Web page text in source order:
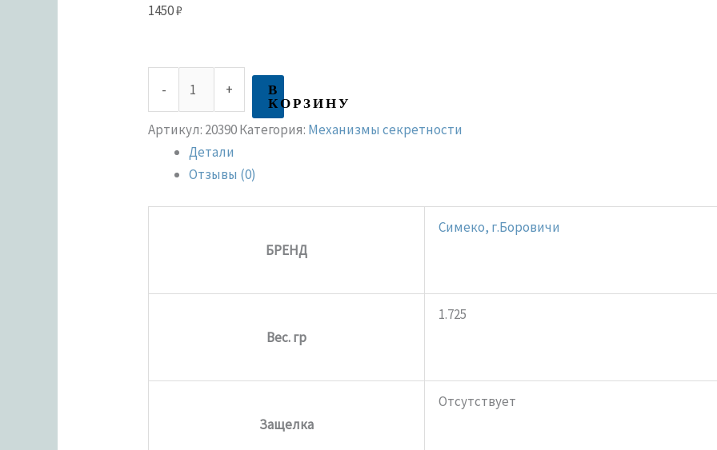
1450₽
- + В
КОРЗИНУ
Артикул: 20390Категория: Механизмы секретности
Детали
Отзывы (0)
БРЕНД
Симеко, г.Боровичи
Вес. гр
1.725
Защелка
Отсутствует